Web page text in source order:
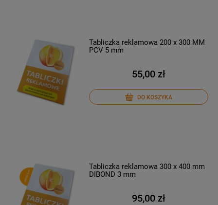
Tabliczka reklamowa 200 x 300 MM
PCV 5 mm
55,00 zł
DO KOSZYKA
Tabliczka reklamowa 300 x 400 mm
DIBOND 3 mm
95,00 zł